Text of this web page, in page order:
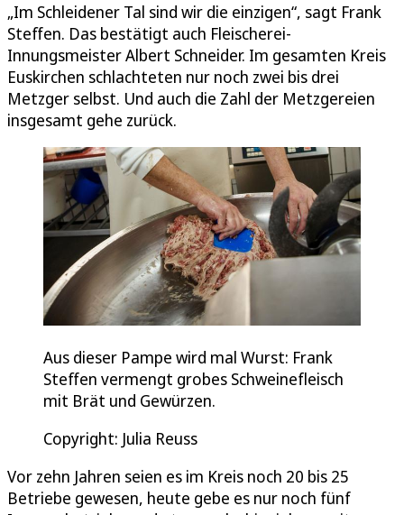
„Im Schleidener Tal sind wir die einzigen“, sagt Frank
Steffen. Das bestätigt auch Fleischerei-
Innungsmeister Albert Schneider. Im gesamten Kreis
Euskirchen schlachteten nur noch zwei bis drei
Metzger selbst. Und auch die Zahl der Metzgereien
insgesamt gehe zurück.
Aus dieser Pampe wird mal Wurst: Frank
Steffen vermengt grobes Schweinefleisch
mit Brät und Gewürzen.
Copyright: Julia Reuss
Vor zehn Jahren seien es im Kreis noch 20 bis 25
Betriebe gewesen, heute gebe es nur noch fünf